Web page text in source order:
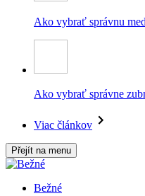
Ako vybrať správnu
Ako vybrať správne
Viac článkov
Přejít na menu
Bežné